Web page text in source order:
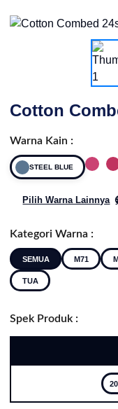
Cotton
Warna Kain :
STEEL BLUE
Pilih Warna Lainnya
Kategori Warna :
SEMUA M71
TUA
Spek Produk :